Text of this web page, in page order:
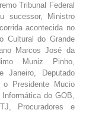
Tribunal Federal
sucessor, Ministro
acontecida no
Cultural do Grande
Marcos José da
Muniz Pinho,
Janeiro, Deputado
o Presidente Mucio
do GOB,
Procuradores e